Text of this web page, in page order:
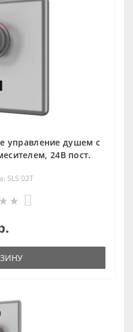
управление душем с
24В пост.
SLS 02T